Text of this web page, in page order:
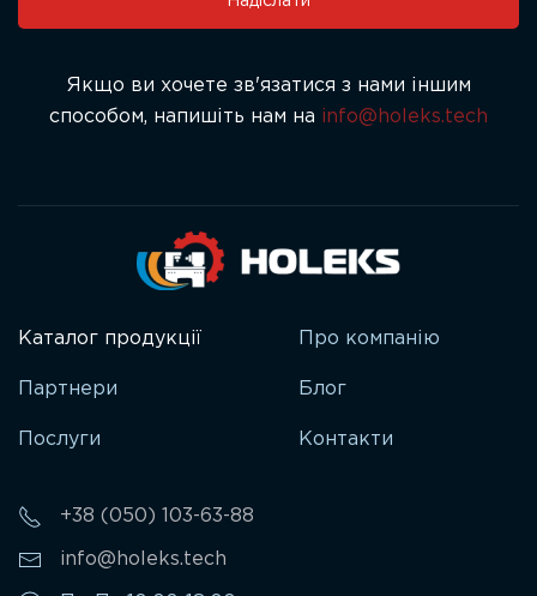
blank.
Якщо ви хочете зв'язатися з нами іншим
способом, напишіть нам на info@holeks.tech
Каталог продукції
Партнери
Послуги
Про компанію
Блог
Контакти
+38 (050) 103-63-88
info@holeks.tech